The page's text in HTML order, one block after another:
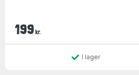
199 kr.
I lager